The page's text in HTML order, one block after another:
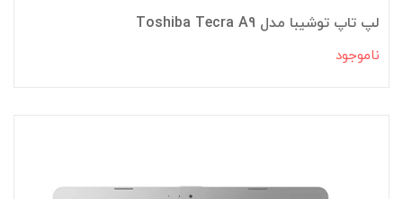
لپ تاپ توشیبا مدل Toshiba Tecra A9
ناموجود